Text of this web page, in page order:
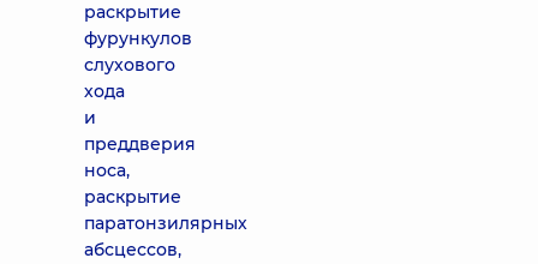
раскрытие
фурункулов
слухового
хода
и
преддверия
носа,
раскрытие
паратонзилярных
абсцессов,